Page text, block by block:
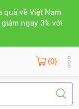
quà về Việt Nam
ngay 3% với
(0)